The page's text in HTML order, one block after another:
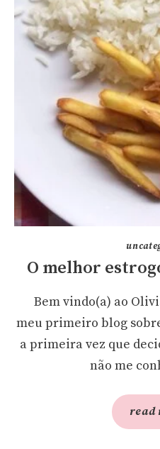
O melhor
Bem vindo(a) ao
meu primeiro blog
a primeira vez que
não me
read